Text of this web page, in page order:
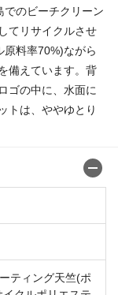
でのビーチクリーン
てリサイクルさせ
料率70%)ながら
備えています。背
ゴの中に、水面に
トは、ややゆとり
ティング天竺(ポ